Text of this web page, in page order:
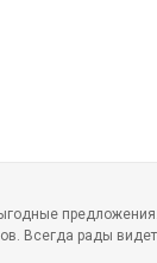
Всегда рады